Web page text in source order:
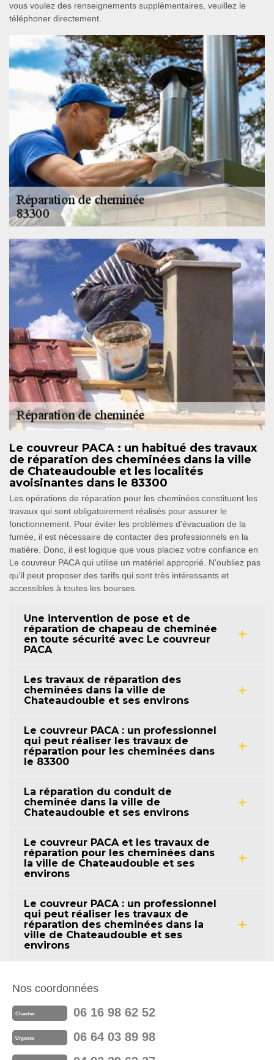
vous voulez des renseignements supplémentaires, veuillez le
téléphoner directement.
Le couvreur PACA : un habitué des travaux
de réparation des cheminées dans la ville
de Chateaudouble et les localités
avoisinantes dans le 83300
Les opérations de réparation pour les cheminées constituent les
travaux qui sont obligatoirement réalisés pour assurer le
fonctionnement. Pour éviter les problèmes d'évacuation de la
fumée, il est nécessaire de contacter des professionnels en la
matière. Donc, il est logique que vous placiez votre confiance en
Le couvreur PACA qui utilise un matériel approprié. N'oubliez pas
qu'il peut proposer des tarifs qui sont très intéressants et
accessibles à toutes les bourses.
Une intervention de pose et de
réparation de chapeau de cheminée
en toute sécurité avec Le couvreur
PACA
Les travaux de réparation des
cheminées dans la ville de
Chateaudouble et ses environs
Le couvreur PACA : un professionnel
qui peut réaliser les travaux de
réparation pour les cheminées dans
le 83300
La réparation du conduit de
cheminée dans la ville de
Chateaudouble et ses environs
Le couvreur PACA et les travaux de
réparation pour les cheminées dans
la ville de Chateaudouble et ses
environs
Le couvreur PACA : un professionnel
qui peut réaliser les travaux de
réparation des cheminées dans la
ville de Chateaudouble et ses
environs
Nos coordonnées
Chantier 06 16 98 62 52
Urgence 06 64 03 89 98